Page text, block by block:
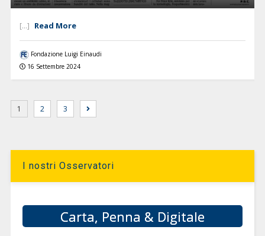
[...] Read More
Fondazione Luigi Einaudi
16 Settembre 2024
1 2 3
I nostri Osservatori
Carta, Penna & Digitale